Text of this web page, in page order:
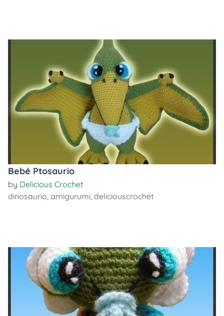
Bebé Ptosaurio
by Delicious Crochet
dinosaurio, amigurumi, deliciouscrochet